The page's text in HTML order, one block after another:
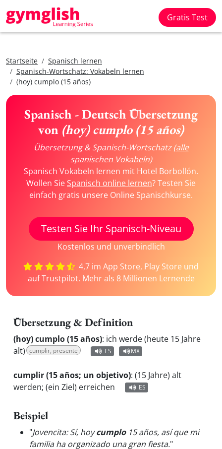
Gratis Test
Startseite
Spanisch lernen
Spanisch-Wortschatz: Vokabeln lernen
(hoy) cumplo (15 años)
Spanisch - Deutsch Übersetzung
von (hoy) cumplo (15 años)
Übersetzung & Spanisch-Wortschatz(alle
spanischen Vokabeln)
Spanisch Vokabeln lernen mit Hotel Borbollón.
Wollen SieSpanisch online lernen? Testen Sie
einfach gratis unsere Online Spanischkurse.
Testen Sie Ihr Spanisch-Niveau
Kostenlos und unverbindlich
4,7 im App Store, Play Store und
auf Trustpilot. Mehr als 8 Millionen Lernende
Übersetzung & Definition
(hoy) cumplo (15 años): ich werde (heute 15 Jahre
alt) cumplir, presente ES MX
cumplir (15 años; un objetivo): (15 Jahre) alt
werden; (ein Ziel) erreichen
ES
Beispiel
"Jovencita: Sí, hoycumplo15 años, así que mi
familia ha organizado una gran fiesta."